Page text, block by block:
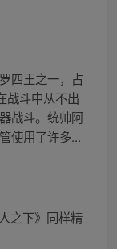
四王之一，占
战斗中从不出
战斗。统帅阿
使用了许多...
之下》同样精